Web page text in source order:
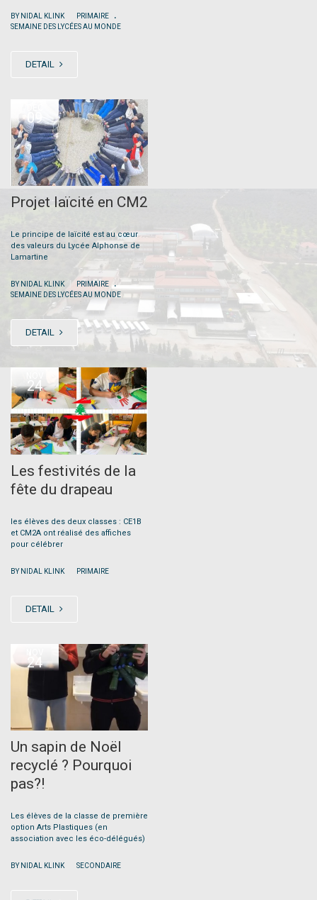
BY NIDAL KLINK PRIMAIRE .
SEMAINE DES LYCÉES AU MONDE
DETAIL
09
Projet laïcité en CM2
Le principe de laïcité est au cœur
des valeurs du Lycée Alphonse de
Lamartine
BY NIDAL KLINK | PRIMAIRE .
SEMAINE DES LYCÉES AU MONDE
DETAIL
24
Les festivités de la
fête du drapeau
les élèves des deux classes : CE1B
et CM2A ont réalisé des affiches
pour célébrer
BY NIDAL KLINK PRIMAIRE
DETAIL
24
Un sapin de Noël
recyclé ? Pourquoi
pas?!
Les élèves de la classe de première
option Arts Plastiques (en
association avec les éco-délégués)
BY NIDAL KLINK SECONDAIRE